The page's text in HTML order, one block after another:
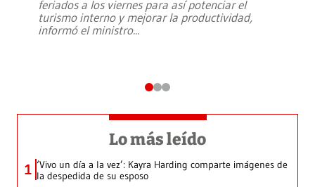
feriados a los viernes para así potenciar el
turismo interno y mejorar la productividad,
informó el ministro...
Lo más leído
1 ‘Vivo un día a la vez’: Kayra Harding comparte imágenes de
la despedida de su esposo